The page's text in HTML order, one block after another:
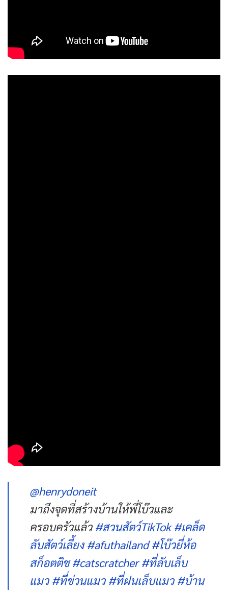
@henrydoneit
มาถึงจุดที่สร้างบ้านให้พี่โบ๊วและ
ครอบครัวแล้ว #สวนสัตว์TikTok #เคล็ด
ลับสัตว์เลี้ยง #afuthailand #โบ๊วยี่ห้อ
สก็อตติช #catscratcher #ที่ลับเล็บ
แมว #ที่ข่วนแมว #ที่ฝนเล็บแมว #บ้าน